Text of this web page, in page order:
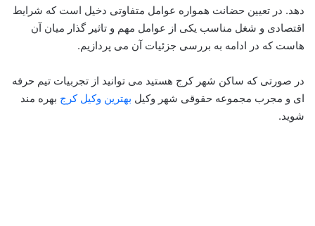
دهد. در تعیین حضانت همواره عوامل متفاوتی دخیل است که شرایط
اقتصادی و شغل مناسب یکی از عوامل مهم و تاثیر گذار میان آن
هاست که در ادامه به بررسی جزئیات آن می پردازیم.
در صورتی که ساکن شهر کرج هستید می توانید از تجربیات تیم حرفه
ای و مجرب مجموعه حقوقی شهر وکیل بهترین وکیل کرج بهره مند
شوید.